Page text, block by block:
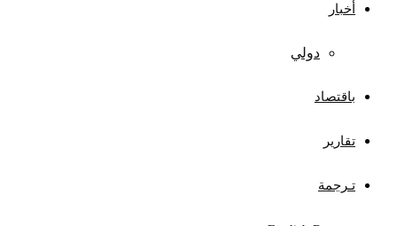
أخبار
دولي
باقتصاد
تقارير
تـرجمة